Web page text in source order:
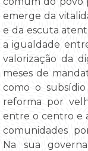
emerge da
e da escuta
a igualdade
valorização da
meses de
como o
reforma por
entre o centro e
comunidades
Na sua